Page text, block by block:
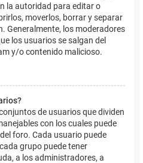
la autoridad para editar o
moverlos, borrar y separar
Generalmente, los moderadores
los usuarios se salgan del
y/o contenido malicioso.
de usuarios que dividen
con los cuales puede
foro. Cada usuario puede
grupo puede tener
a los administradores, a